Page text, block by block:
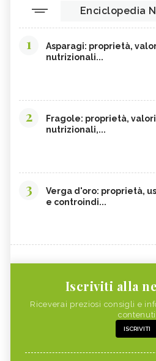
Enciclopedia
1
Asparagi: proprietà,
nutrizionali...
2
Fragole: proprietà, valori
nutrizionali,...
3
Verga d'oro: proprietà,
e controindi...
Iscriviti alla
Riceverai preziosi consigli e
contenuti
ISCRIVITI